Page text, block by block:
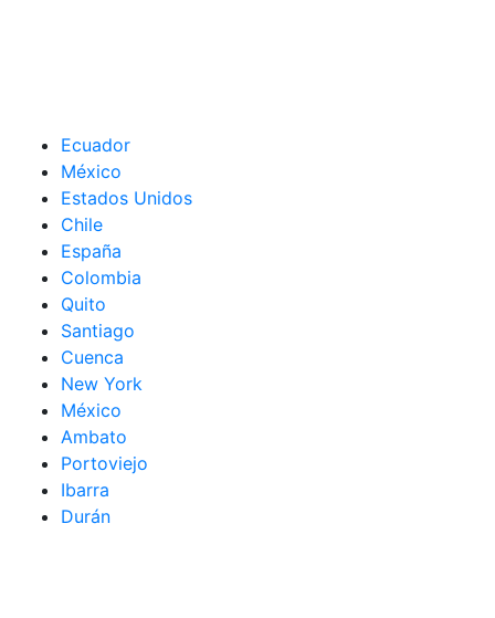
Ecuador
México
Estados Unidos
Chile
España
Colombia
Quito
Santiago
Cuenca
New York
México
Ambato
Portoviejo
Ibarra
Durán